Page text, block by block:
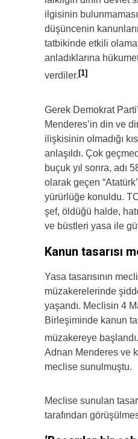
ilgisinin
düşüncenin
tatbikinde etkili
anladıklarına
verdiler.[1]
Gerek Demokrat
Menderes’in din ve
ilişkisinin olmadığı
anlaşıldı. Çok
buçuk yıl sonra, adı
olarak geçen
yürürlüğe konuldu.
şef, öldüğü halde,
ve büstleri yasa ile
Kanun tasarısı
Yasa tasarısının
müzakerelerinde
yaşandı. Meclisin 4
Birleşiminde kanun
müzakereye başlandı.
Adnan Menderes ve
meclise sunulmuştu.
Meclise sunulan
tarafından